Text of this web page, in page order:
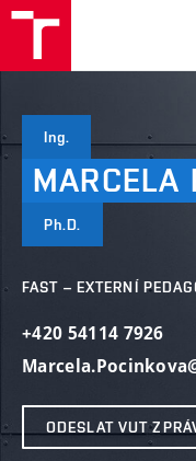
Ing.
MARCELA
Ph.D.
FAST – EXTERNÍ
+420 54114 7926
ODESLAT VUT